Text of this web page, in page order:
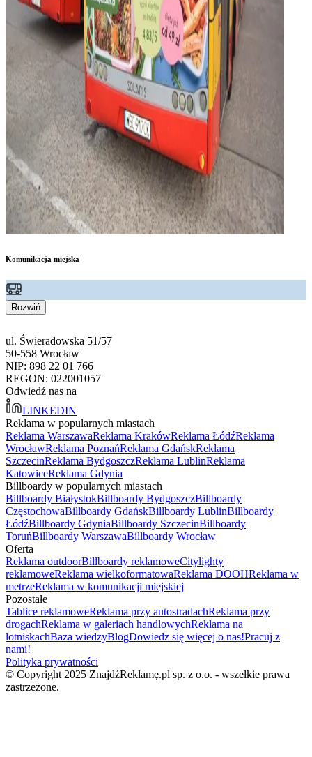
Komunikacja miejska
Rozwiń
ul. Świeradowska 51/57
50-558 Wrocław
NIP: 898 22 01 766
REGON: 022001057
Odwiedź nas na
LINKEDIN
Reklama w popularnych miastach
Reklama WarszawaReklama KrakówReklama ŁódźReklama
WrocławReklama PoznańReklama GdańskReklama
SzczecinReklama BydgoszczReklama LublinReklama
KatowiceReklama Gdynia
Billboardy w popularnych miastach
Billboardy BiałystokBillboardy BydgoszczBillboardy
CzęstochowaBillboardy GdańskBillboardy LublinBillboardy
ŁódźBillboardy GdyniaBillboardy SzczecinBillboardy
ToruńBillboardy WarszawaBillboardy Wrocław
Oferta
Reklama outdoorBillboardy reklamoweCitylighty
reklamoweReklama wielkoformatowaReklama DOOHReklama w
metrzeReklama w komunikacji miejskiej
Pozostałe
Tablice reklamoweReklama przy autostradachReklama przy
drogachReklama w galeriach handlowychReklama na
lotniskachBaza wiedzyBlogDowiedz się więcej o nas!Pracuj z
nami!
Polityka prywatności
© Copyright 2025 ZnajdźReklamę.pl sp. z o.o. - wszelkie prawa
zastrzeżone.